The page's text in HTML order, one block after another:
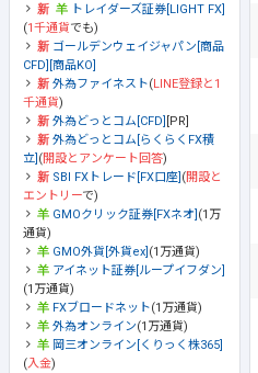
トレイダーズ証券[LIGHT FX]
(1千通貨でも)
ゴールデンウェイジャパン[商品
CFD][商品KO]
外為ファイネスト(LINE登録と1
千通貨)
外為どっとコム[CFD] [PR]
外為どっとコム[らくらくFX積
立] (開設とアンケート回答)
SBI FXトレード[FX口座] (開設と
エントリーで)
GMOクリック証券[FXネオ] (1万
通貨)
GMO外貨[外貨ex] (1万通貨)
アイネット証券[ループイフダン]
(1万通貨)
FXブロードネット(1万通貨)
外為オンライン(1万通貨)
岡三オンライン[くりっく株365]
(入金)